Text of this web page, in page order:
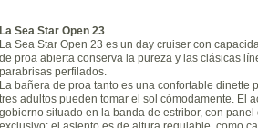
La Sea Star Open 23
La Sea Star Open 23 es un day cruiser con
de proa abierta conserva la pureza y las clásicas
parabrisas perfilados.
La bañera de proa tanto es una confortable dinette
tres adultos pueden tomar el sol cómodamente. El
gobierno situado en la banda de estribor, con